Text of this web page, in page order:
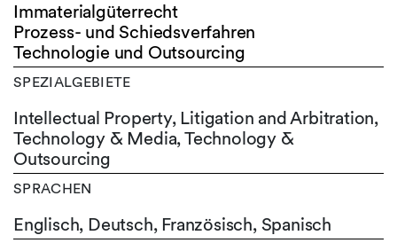
Immaterialgüterrecht
Prozess- und Schiedsverfahren
Technologie und Outsourcing
SPEZIALGEBIETE
Intellectual Property, Litigation and Arbitration,
Technology & Media, Technology &
Outsourcing
SPRACHEN
Englisch, Deutsch, Französisch, Spanisch